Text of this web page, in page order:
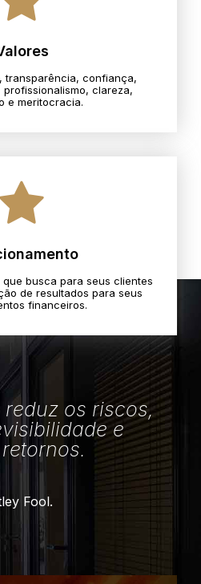
transparência, confiança,
clareza,
e meritocracia.​
busca para seus clientes
de resultados para seus
financeiros.
os riscos,
e
Fool.